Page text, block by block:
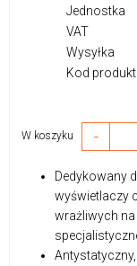
Jednostka
VAT
Wysyłka
Kod
W koszyku -
Dedykowany
wyświetlaczy
wrażliwych